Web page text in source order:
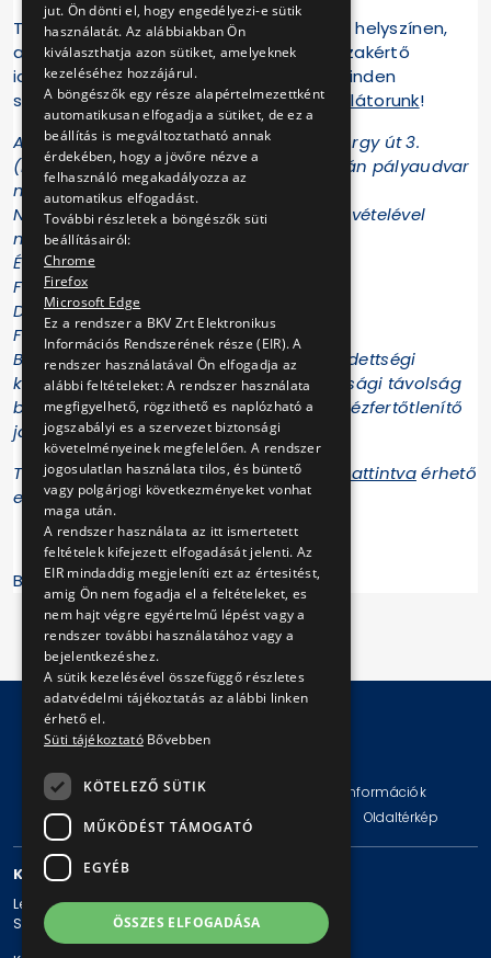
További információkat kaphatnak róla a helyszínen,
ahol a jármű belterébe bejuthatnak – szakértő
idegenvezetés kíséretében! Emellett minden
szombaton kipróbálhatóGanz UV szimulátorunk!
A múzeum címe: Szentendre, Dózsa György út 3.
(közvetlenül a HÉV végállomás és a Volán pályaudvar
mellett).
Nyitva április 1-től október 31-ig, hétfő kivételével
minden nap 10 és 17 óra között.
Érvényes jegyáraink:
Felnőtt: 350 Ft
Diák és nyugdíjas: 280 Ft
Fotó- és videójegy: 500 Ft
Biztonsági előírások: 18 év felett csak védettségi
kártyával látogatható, 2 méteres biztonsági távolság
betartása, maszk használata kötelező, kézfertőtlenítő
javasolt.
További információk a múzeumról
ide kattintvaérhető
el.
BKV Zrt.
Impresszum Jogi nyilatkozat
Technikai információk
Adatvédelmi politika és tájékoztatások
Oldaltérkép
KAPCSOLAT
Levelezési cím: 1980 Budapest, Pf. 11.
Székhely: 1980 Budapest, Akácfa u. 15.
jut. Ön dönti el, hogy engedélyezi-e sütik
használatát. Az alábbiakban Ön
kiválaszthatja azon sütiket, amelyeknek
kezeléséhez hozzájárul.
A böngészők egy része alapértelmezettként
automatikusan elfogadja a sütiket, de ez a
beállítás is megváltoztatható annak
érdekében, hogy a jövőre nézve a
felhasználó megakadályozza az
automatikus elfogadást.
További részletek a böngészők süti
beállításairól:
Chrome
Firefox
Microsoft Edge
Ez a rendszer a BKV Zrt Elektronikus
Információs Rendszerének része (EIR). A
rendszer használatával Ön elfogadja az
alábbi feltételeket: A rendszer használata
megfigyelhető, rögzithető es naplózható a
jogszabályi es a szervezet biztonsági
követelményeinek megfelelően. A rendszer
jogosulatlan használata tilos, és büntető
vagy polgárjogi következményeket vonhat
maga után.
A rendszer használata az itt ismertetett
feltételek kifejezett elfogadását jelenti. Az
EIR mindaddig megjeleníti ezt az értesitést,
amig Ön nem fogadja el a feltételeket, es
nem hajt végre egyértelmű lépést vagy a
rendszer további használatához vagy a
bejelentkezéshez.
A sütik kezelésével összefüggő részletes
adatvédelmi tájékoztatás az alábbi linken
érhető el.
Süti tájékoztató Bővebben
KÖTELEZŐ SÜTIK
MŰKÖDÉST TÁMOGATÓ
EGYÉB
ÖSSZES ELFOGADÁSA